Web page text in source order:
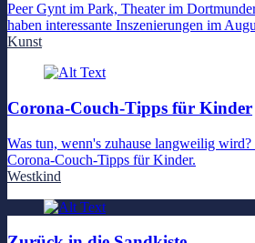
Peer Gynt im Park, Theater im
haben interessante Inszenierungen im
Kunst
Corona-Couch-Tipps für Kinder
Was tun, wenn's zuhause langweilig
Corona-Couch-Tipps für Kinder.
Westkind